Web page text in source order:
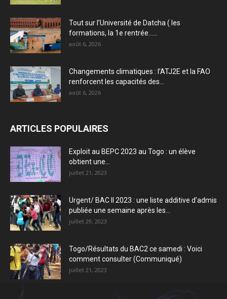
Tout sur l’Université de Datcha ( les
formations, la 1e rentrée…...
août 6, 2026
Changements climatiques : l’ATJ2E et la FAO
renforcent les capacités des...
août 6, 2026
ARTICLES POPULAIRES
Exploit au BEPC 2023 au Togo : un élève
obtient une...
juillet 21, 2023
Urgent/ BAC II 2023 : une liste additive d’admis
publiée une semaine après les...
juillet 29, 2023
Togo/Résultats du BAC2 ce samedi : Voici
comment consulter (Communiqué)
juillet 21, 2023